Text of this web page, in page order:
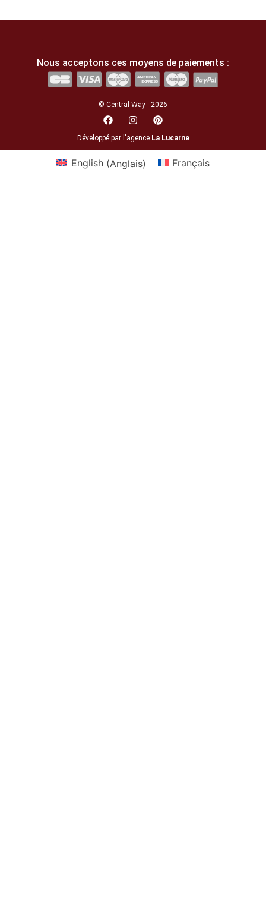
Nous acceptons ces moyens de paiements :
© Central Way - 2026
Développé par l'agence La Lucarne
English(Anglais) Français